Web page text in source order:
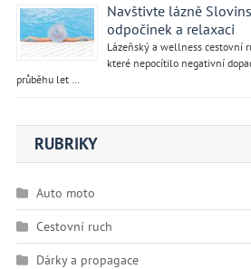
Navštivte lázně
odpočinek a relaxaci
Lázeňský a wellness cestovní
které nepocítilo negativní
průběhu let …
RUBRIKY
Auto moto
Cestovní ruch
Dárky a propagace